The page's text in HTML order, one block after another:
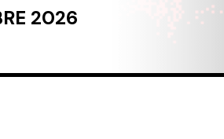
2026